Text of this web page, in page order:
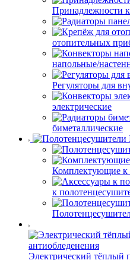
Принадлежности
отопительных
напольные/
Регуляторы для
электрические
биметаллические
Комплектующие к
к
Электрический тёплый